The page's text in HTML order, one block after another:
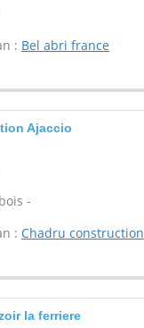
: Bel abri france
Ajaccio
-
: Chadru construction
la ferriere